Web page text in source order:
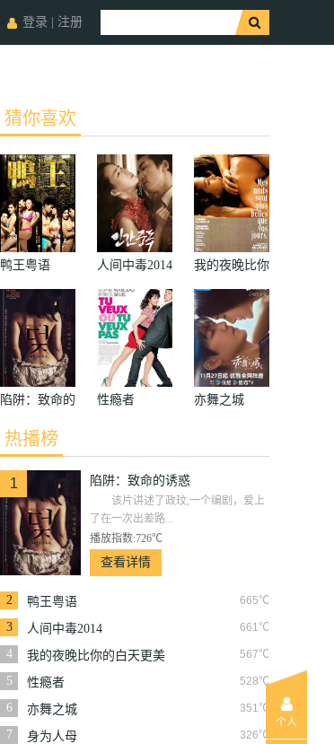
登录 注册
猜你喜欢
鸭王粤语 人间中毒2014
我的夜晚比你
的白天更美
陷阱：致命的
诱惑
性瘾者 亦舞之城
热播榜
1 陷阱：致命的诱惑
该片讲述了政玟,一个编剧，爱上
了在一次出差路...
播放指数:726℃
查看详情
2 665℃
鸭王粤语
3
661℃
人间中毒2014
4
567℃
我的夜晚比你的白天更美
5
528℃
性瘾者
6
351℃
亦舞之城
7
326℃
身为人母
个人